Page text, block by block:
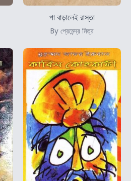
পা বাড়ালেই রাস্তা
By প্রেমেন্দ্র মিত্র